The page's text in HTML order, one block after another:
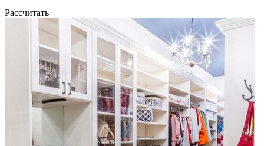
Рассчитать